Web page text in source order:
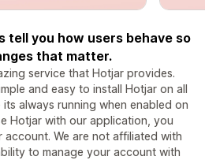
tell you how users behave so
that matter.
service that Hotjar provides.
and easy to install Hotjar on all
always running when enabled on
Hotjar with our application, you
account. We are not affiliated with
to manage your account with